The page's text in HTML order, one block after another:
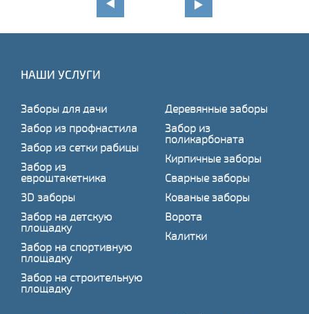
НАШИ УСЛУГИ
Заборы для дачи
Забор из профнастила
Забор из сетки рабицы
Забор из
евроштакетника
3D заборы
Забор на детскую
площадку
Забор на спортивную
площадку
Забор на строительную
площадку
Деревянные заборы
Забор из
поликарбоната
Кирпичные заборы
Сварные заборы
Кованые заборы
Ворота
Калитки